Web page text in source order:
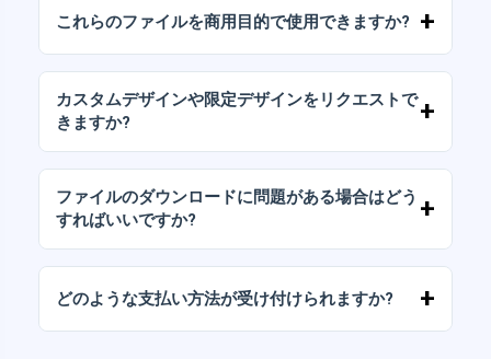
パッケージには、AIまたはPDFファイルも含ま
れています。
これらのファイルを商用目的で使用できますか?
（変更せずに）再販しないことを条件として、
個人ライセンスと商用ライセンスが含まれてい
ます。
カスタムデザインや限定デザインをリクエストで
きますか?
ます。お気軽にお問い合わせいただき、ご希望
をお伝えください。
ファイルのダウンロードに問題がある場合はどう
すればいいですか?
さい。追加料金なしでファイルの回復をお手伝
いいたします。
どのような支払い方法が受け付けられますか?